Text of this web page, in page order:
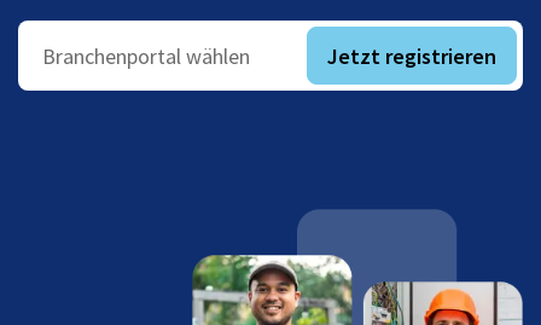
Branchenportal wählen Jetzt registrieren